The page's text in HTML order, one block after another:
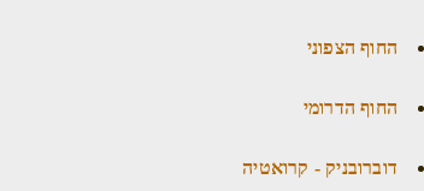
החוף הצפוני
החוף הדרומי
דוברובניק - קרואטיה